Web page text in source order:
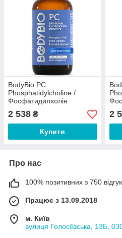
BodyBio PC
Phosphatidylcholine /
Фосфатидилхолін
Підвищення пам'яті та
уваги 118 мл
2 538 ₴
Купити
2
Про нас
100% позитивних з 750
Працює з 13.09.2018
м. Київ
вулиця Голосіївська, 13Б,